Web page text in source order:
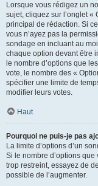
Lorsque vous rédigez un
sujet, cliquez sur l’onglet
principal de rédaction. Si
vous n’ayez pas la
sondage en incluant au
chaque option devant être
le nombre d’options que
vote, le nombre des «
spécifier une limite de
modifier leurs votes.
Haut
Pourquoi ne puis-je pas
La limite d’options d’un
Si le nombre d’options
trop restreint, essayez de
possible de l’augmenter.